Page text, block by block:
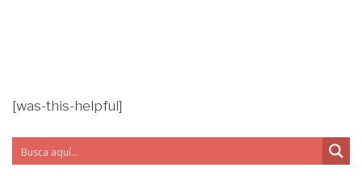
[was-this-helpful]